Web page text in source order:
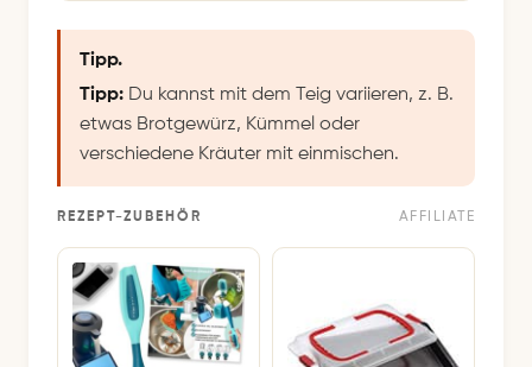
Tipp.
Tipp: Du kannst mit dem Teig variieren, z. B.
etwas Brotgewürz, Kümmel oder
verschiedene Kräuter mit einmischen.
REZEPT-ZUBEHÖR AFFILIATE